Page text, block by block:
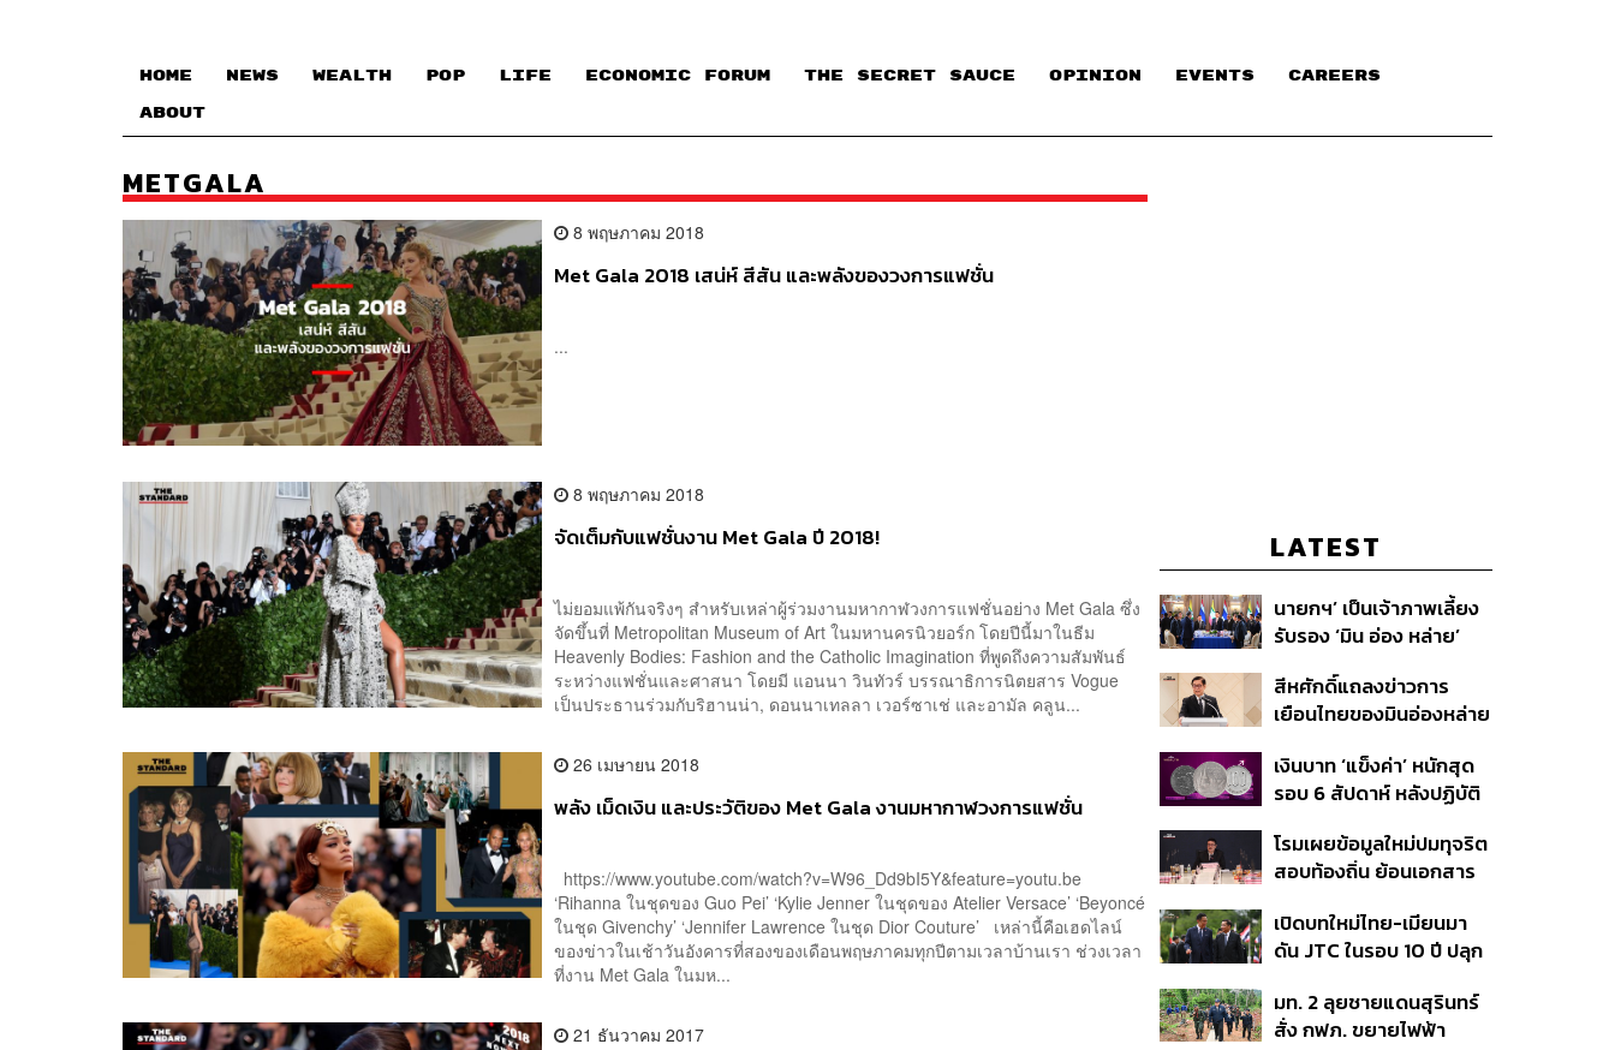
HOME NEWS WEALTH POP LIFE ECONOMIC FORUM THE SECRET SAUCE​ OPINION EVENTS CAREERS
ABOUT
METGALA
8 พฤษภาคม 2018
Met Gala 2018 เสน่ห์ สีสัน และพลังของวงการแฟชั่น
...
8 พฤษภาคม 2018
จัดเต็มกับแฟชั่นงาน Met Gala ปี 2018!
ไม่ยอมแพ้กันจริงๆ สำหรับเหล่าผู้ร่วมงานมหากาฬวงการแฟชั่นอย่าง Met Gala ซึ่ง
จัดขึ้นที่ Metropolitan Museum of Art ในมหานครนิวยอร์ก โดยปีนี้มาในธีม
Heavenly Bodies: Fashion and the Catholic Imagination ที่พูดถึงความสัมพันธ์
ระหว่างแฟชั่นและศาสนา โดยมี แอนนา วินทัวร์ บรรณาธิการนิตยสาร Vogue
เป็นประธานร่วมกับริฮานน่า, ดอนนาเทลลา เวอร์ซาเช่ และอามัล คลูน...
26 เมษายน 2018
พลัง เม็ดเงิน และประวัติของ Met Gala งานมหากาฬวงการแฟชั่น
https://www.youtube.com/watch?v=W96_Dd9bI5Y&feature=youtu.be
‘Rihanna ในชุดของ Guo Pei’ ‘Kylie Jenner ในชุดของ Atelier Versace’ ‘Beyoncé
ในชุด Givenchy’ ‘Jennifer Lawrence ในชุด Dior Couture’ เหล่านี้คือเฮดไลน์
ของข่าวในเช้าวันอังคารที่สองของเดือนพฤษภาคมทุกปีตามเวลาบ้านเรา ช่วงเวลา
ที่งาน Met Gala ในมห...
21 ธันวาคม 2017
LATEST
นายกฯ’ เป็นเจ้าภาพเลี้ยง
รับรอง ‘มิน อ่อง หล่าย’
ร่วมงาน
สีหศักดิ์แถลงข่าวการ
เยือนไทยของมินอ่องหล่าย
สร้างสรรค์ ตรงไปตรงมา
ย้ำต้องการให้เมียนมากลับ
เงินบาท ‘แข็งค่า’ หนักสุด
รอบ 6 สัปดาห์ หลังปฏิบัติ
สหรัฐฯ-ญี่ปุ่น Standard
Chartered เปิดเป้าสิ้นปีนี้
ต่อดอลลาร์
โรมเผยข้อมูลใหม่ปมทุจริต
สอบท้องถิ่น ย้อนเอกสาร
อนุทิน จ่อสอบต่อเอี่ยว
ตัดตอน ม.บูรพา หรือไม่
เปิดบทใหม่ไทย-เมียนมา
ดัน JTC ในรอบ 10 ปี ปลุก
ชายแดน ท่าเรือน้ำลึก
ทวาย
มท. 2 ลุยชายแดนสุรินทร์
สั่ง กฟภ. ขยายไฟฟ้า